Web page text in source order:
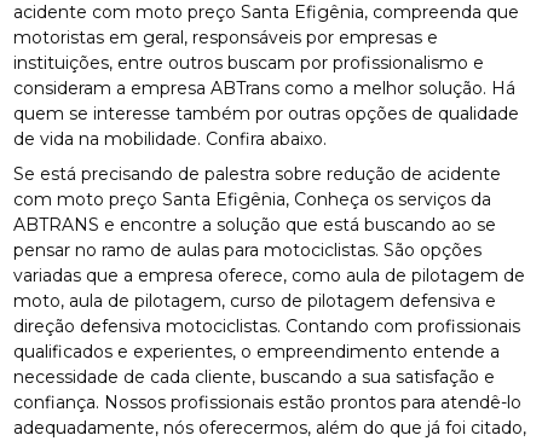
acidente com moto preço Santa Efigênia, compreenda que
motoristas em geral, responsáveis por empresas e
instituições, entre outros buscam por profissionalismo e
consideram a empresa ABTrans como a melhor solução. Há
quem se interesse também por outras opções de qualidade
de vida na mobilidade. Confira abaixo.
Se está precisando de palestra sobre redução de acidente
com moto preço Santa Efigênia, Conheça os serviços da
ABTRANS e encontre a solução que está buscando ao se
pensar no ramo de aulas para motociclistas. São opções
variadas que a empresa oferece, como aula de pilotagem de
moto, aula de pilotagem, curso de pilotagem defensiva e
direção defensiva motociclistas. Contando com profissionais
qualificados e experientes, o empreendimento entende a
necessidade de cada cliente, buscando a sua satisfação e
confiança. Nossos profissionais estão prontos para atendê-lo
adequadamente, nós oferecermos, além do que já foi citado,